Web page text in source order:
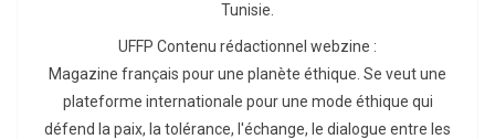
Tunisie.
UFFP Contenu rédactionnel webzine :
Magazine français pour une planète éthique. Se veut une
plateforme internationale pour une mode éthique qui
défend la paix, la tolérance, l'échange, le dialogue entre les